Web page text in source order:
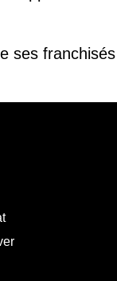
ses franchisés